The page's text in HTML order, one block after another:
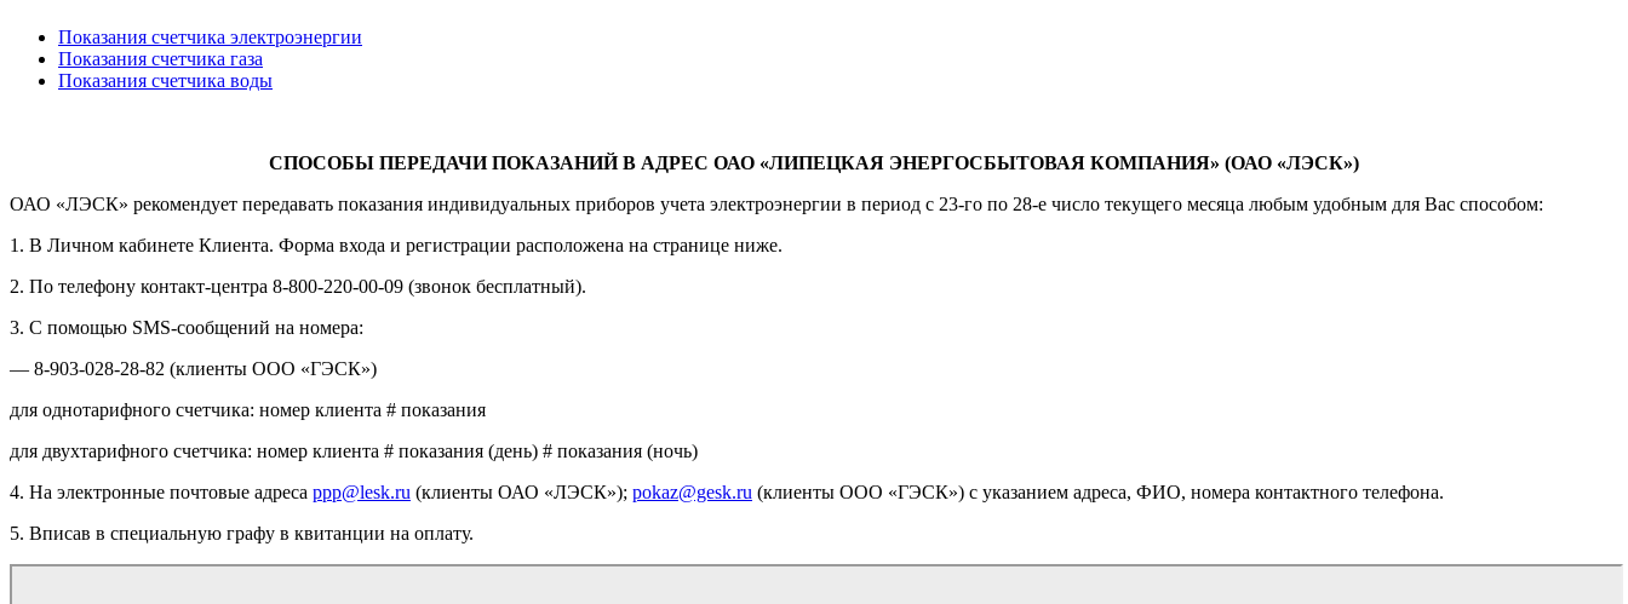
Показания счетчика электроэнергии
Показания счетчика газа
Показания счетчика воды
СПОСОБЫ ПЕРЕДАЧИ ПОКАЗАНИЙ В АДРЕС ОАО «ЛИПЕЦКАЯ ЭНЕРГОСБЫТОВАЯ КОМПАНИЯ» (ОАО «ЛЭСК»)
ОАО «ЛЭСК» рекомендует передавать показания индивидуальных приборов учета электроэнергии в период с 23-го по 28-е число текущего месяца любым удобным для Вас способом:
1. В Личном кабинете Клиента. Форма входа и регистрации расположена на странице ниже.
2. По телефону контакт-центра 8-800-220-00-09 (звонок бесплатный).
3. С помощью SMS-сообщений на номера:
— 8-903-028-28-82 (клиенты ООО «ГЭСК»)
для однотарифного счетчика: номер клиента # показания
для двухтарифного счетчика: номер клиента # показания (день) # показания (ночь)
4. На электронные почтовые адреса ppp@lesk.ru (клиенты ОАО «ЛЭСК»); pokaz@gesk.ru (клиенты ООО «ГЭСК») с указанием адреса, ФИО, номера контактного телефона.
5. Вписав в специальную графу в квитанции на оплату.